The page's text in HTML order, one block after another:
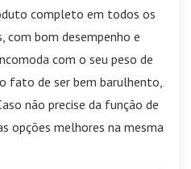
completo em todos os
com bom desempenho e
com o seu peso de
fato de ser bem barulhento,
não precise da função de
opções melhores na mesma